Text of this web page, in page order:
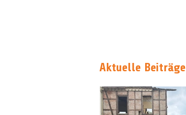
Aktuelle Beiträge